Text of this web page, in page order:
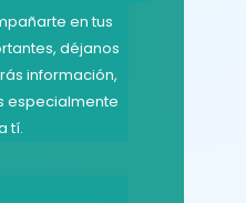
en tus
déjanos
información,
especialmente
tí.